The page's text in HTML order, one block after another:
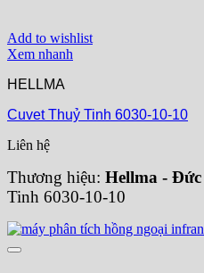
Add to wishlist
Xem nhanh
HELLMA
Cuvet Thuỷ Tinh 6030-10-10
Liên hệ
Thương hiệu: Hellma - Đức
Tinh 6030-10-10